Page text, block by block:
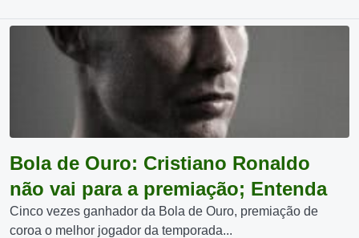
Bola de Ouro: Cristiano Ronaldo
não vai para a premiação; Entenda
Cinco vezes ganhador da Bola de Ouro, premiação de
coroa o melhor jogador da temporada...